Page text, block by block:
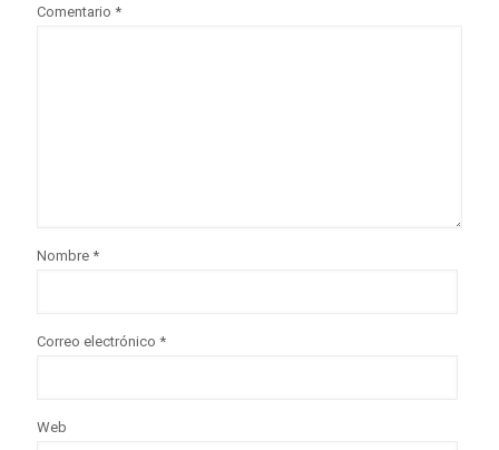
Comentario *
Nombre *
Correo electrónico *
Web